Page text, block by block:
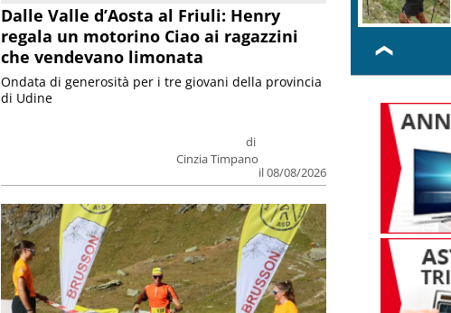
Dalle Valle d’Aosta al Friuli: Henry
regala un motorino Ciao ai ragazzini
che vendevano limonata
di
Cinzia Timpano
il 08/08/2026
Ondata di generosità per i tre giovani della provincia
di Udine
❮